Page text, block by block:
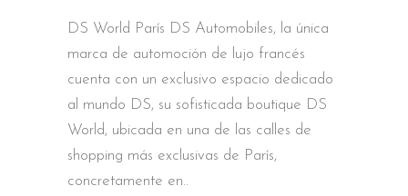
DS World París DS Automobiles, la única
marca de automoción de lujo francés
cuenta con un exclusivo espacio dedicado
al mundo DS, su sofisticada boutique DS
World, ubicada en una de las calles de
shopping más exclusivas de París,
concretamente en